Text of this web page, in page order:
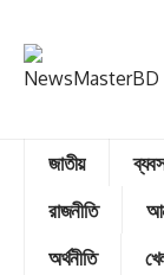
জাতীয়
রাজনীতি
অর্থনীতি